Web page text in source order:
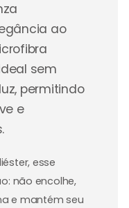
ao
sem
permitindo
e
esse
não encolhe,
e mantém seu